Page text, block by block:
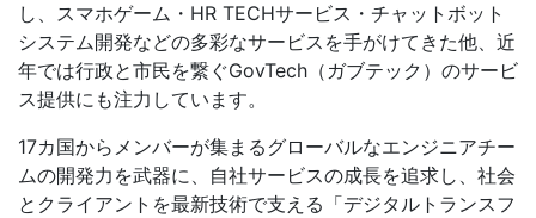
し、スマホゲーム・HR TECHサービス・チャットボット
システム開発などの多彩なサービスを手がけてきた他、近
年では行政と市民を繋ぐGovTech（ガブテック）のサービ
ス提供にも注力しています。
17カ国からメンバーが集まるグローバルなエンジニアチー
ムの開発力を武器に、自社サービスの成長を追求し、社会
とクライアントを最新技術で支える「デジタルトランスフ